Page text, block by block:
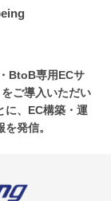
BtoB専用ECサ
ご導入いただい
に、EC構築・運
発信。